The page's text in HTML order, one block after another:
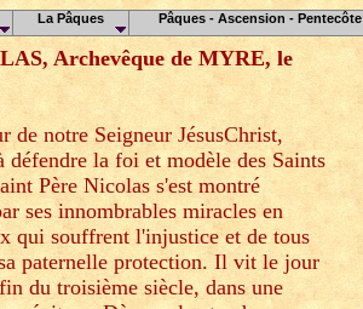
Archevêque de MYRE, le
de notre Seigneur JésusChrist,
la foi et modèle des Saints
Père Nicolas s'est montré
ses innombrables miracles en
qui souffrent l'injustice et de tous
paternelle protection. Il vit le jour
du troisième siècle, dans une
La Pâques Pâques - Ascension - Pentecôte